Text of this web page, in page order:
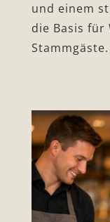
und einem
die Basis für
Stammgäste.